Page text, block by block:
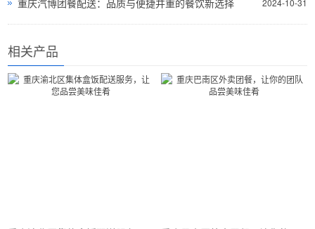
2024-10-31
重庆汽博团餐配送：品质与便捷并重的餐饮新选择
相关产品